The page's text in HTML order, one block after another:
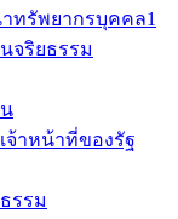
ทรัพยากรบุคคล1
จริยธรรม
จ้าหน้าที่ของรัฐ
รรม